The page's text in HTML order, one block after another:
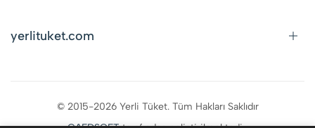
yerlituket.com
© 2015-2026 Yerli Tüket. Tüm Hakları Saklıdır